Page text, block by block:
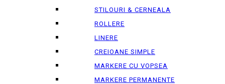
STILOURI & СERNEALA
ROLLERE
LINERE
CREIOANE SIMPLE
MARKERE CU VOPSEA
MARKERE PERMANENTE